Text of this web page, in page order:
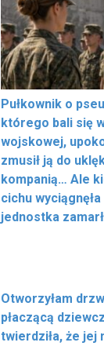
Pułkownik o
którego bali się
wojskowej,
zmusił ją do
kompanią… Ale
cichu
jednostka
Otworzyłam
płaczącą
twierdziła, że jej